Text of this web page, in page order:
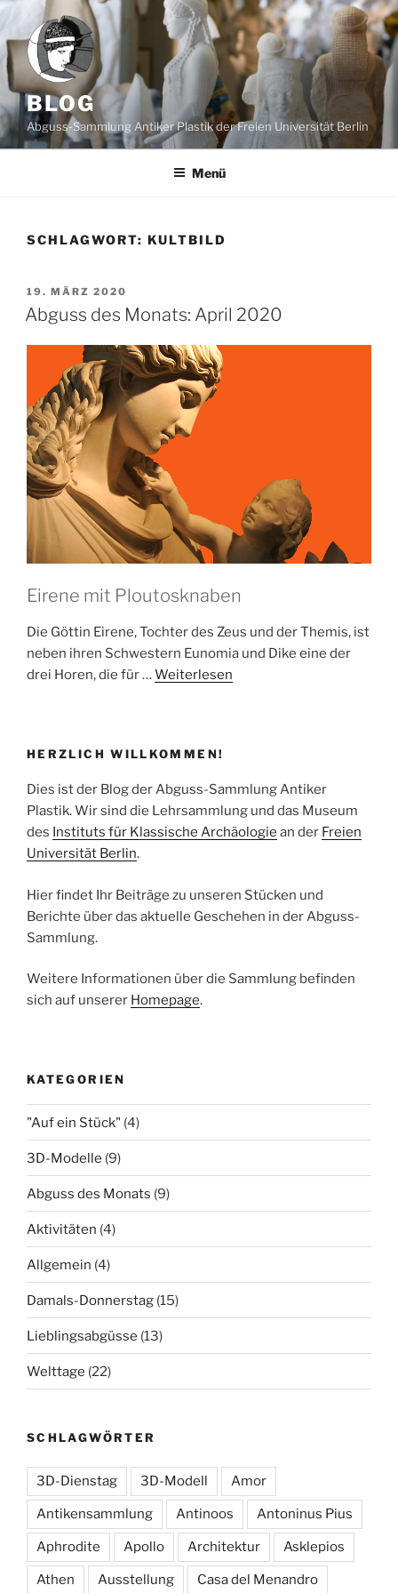
Zum
Inhalt
springen
BLOG
Abguss-Sammlung Antiker Plastik der Freien Universität Berlin
Menü
SCHLAGWORT: KULTBILD
VERÖFFENTLICHT
AM
19. MÄRZ 2020
Abguss des Monats: April 2020
Eirene mit Ploutosknaben
Die Göttin Eirene, Tochter des Zeus und der Themis, ist
neben ihren Schwestern Eunomia und Dike eine der
drei Horen, die für …Weiterlesen
HERZLICH WILLKOMMEN!
Dies ist der Blog der Abguss-Sammlung Antiker
Plastik. Wir sind die Lehrsammlung und das Museum
des Instituts für Klassische Archäologie an der Freien
Universität Berlin.
Hier findet Ihr Beiträge zu unseren Stücken und
Berichte über das aktuelle Geschehen in der Abguss-
Sammlung.
Weitere Informationen über die Sammlung befinden
sich auf unserer Homepage.
KATEGORIEN
"Auf ein Stück" (4)
3D-Modelle (9)
Abguss des Monats (9)
Aktivitäten (4)
Allgemein (4)
Damals-Donnerstag (15)
Lieblingsabgüsse (13)
Welttage (22)
SCHLAGWÖRTER
3D-Dienstag 3D-Modell Amor
Antikensammlung Antinoos Antoninus Pius
Aphrodite Apollo Architektur Asklepios
Athen Ausstellung Casa del Menandro